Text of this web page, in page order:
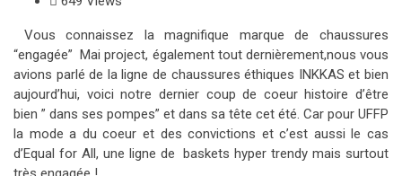
Vous connaissez la magnifique marque de chaussures
“engagée” Mai project, également tout dernièrement,nous vous
avions parlé de la ligne de chaussures éthiques INKKAS et bien
aujourd’hui, voici notre dernier coup de coeur histoire d’être
bien ” dans ses pompes” et dans sa tête cet été. Car pour UFFP
la mode a du coeur et des convictions et c’est aussi le cas
d’Equal for All, une ligne de baskets hyper trendy mais surtout